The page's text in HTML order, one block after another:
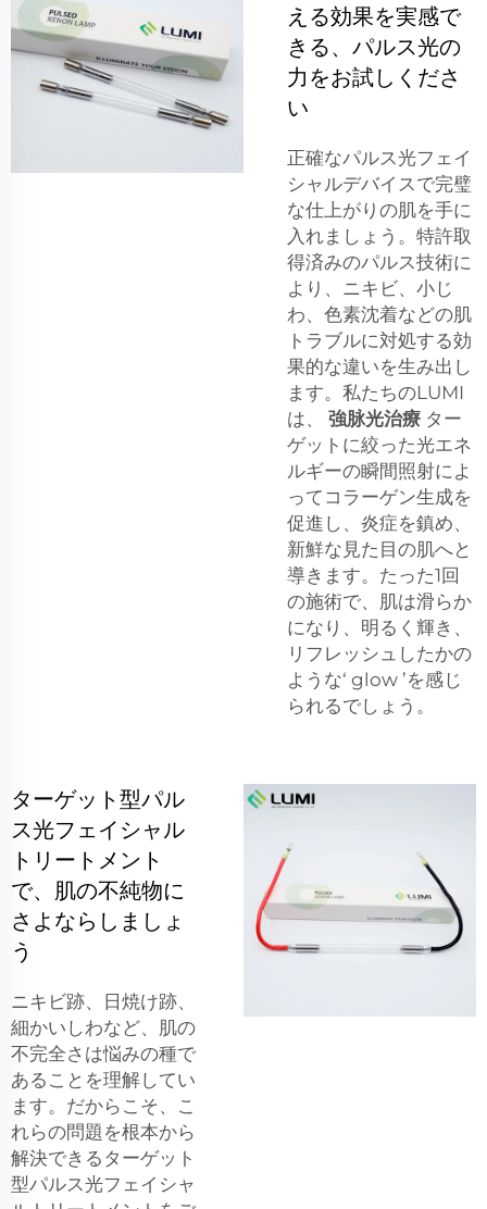
える効果を実感で
きる、パルス光の
力をお試しくださ
い
正確なパルス光フェイ
シャルデバイスで完璧
な仕上がりの肌を手に
入れましょう。特許取
得済みのパルス技術に
より、ニキビ、小じ
わ、色素沈着などの肌
トラブルに対処する効
果的な違いを生み出し
ます。私たちのLUMI
は、 強脉光治療 ター
ゲットに絞った光エネ
ルギーの瞬間照射によ
ってコラーゲン生成を
促進し、炎症を鎮め、
新鮮な見た目の肌へと
導きます。たった1回
の施術で、肌は滑らか
になり、明るく輝き、
リフレッシュしたかの
ような‘ glow ’を感じ
られるでしょう。
ターゲット型パル
ス光フェイシャル
トリートメント
で、肌の不純物に
さよならしましょ
う
ニキビ跡、日焼け跡、
細かいしわなど、肌の
不完全さは悩みの種で
あることを理解してい
ます。だからこそ、こ
れらの問題を根本から
解決できるターゲット
型パルス光フェイシャ